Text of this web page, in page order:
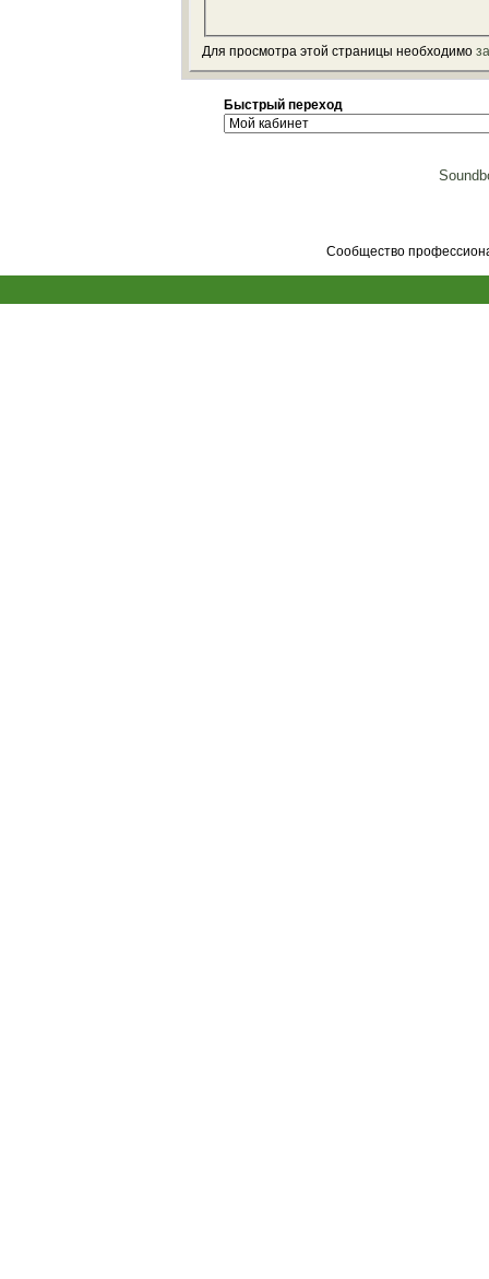
Для просмотра этой страницы необходимо
Быстрый переход
Сообщество